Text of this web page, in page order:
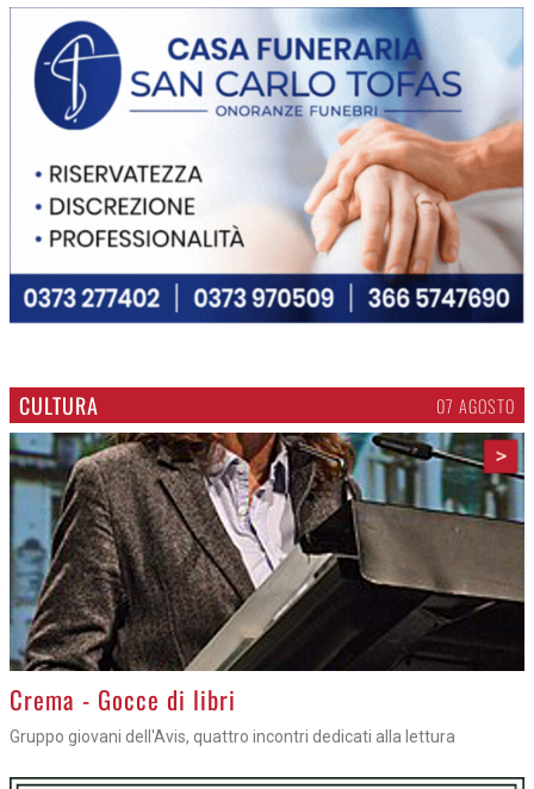
CULTURA 07 AGOSTO
>
Crema - Gocce di libri
Gruppo giovani dell'Avis, quattro incontri dedicati alla lettura